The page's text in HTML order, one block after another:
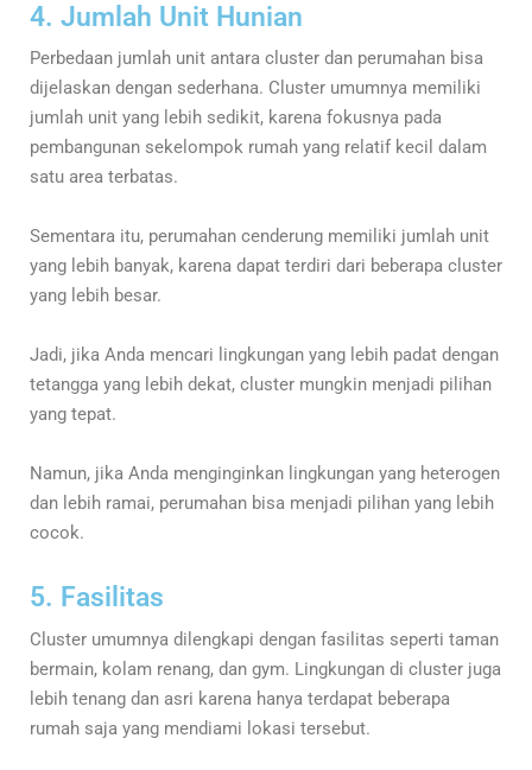
4. Jumlah Unit Hunian
Perbedaan jumlah unit antara cluster dan perumahan bisa
dijelaskan dengan sederhana. Cluster umumnya memiliki
jumlah unit yang lebih sedikit, karena fokusnya pada
pembangunan sekelompok rumah yang relatif kecil dalam
satu area terbatas.
Sementara itu, perumahan cenderung memiliki jumlah unit
yang lebih banyak, karena dapat terdiri dari beberapa cluster
yang lebih besar.
Jadi, jika Anda mencari lingkungan yang lebih padat dengan
tetangga yang lebih dekat, cluster mungkin menjadi pilihan
yang tepat.
Namun, jika Anda menginginkan lingkungan yang heterogen
dan lebih ramai, perumahan bisa menjadi pilihan yang lebih
cocok.
5. Fasilitas
Cluster umumnya dilengkapi dengan fasilitas seperti taman
bermain, kolam renang, dan gym. Lingkungan di cluster juga
lebih tenang dan asri karena hanya terdapat beberapa
rumah saja yang mendiami lokasi tersebut.